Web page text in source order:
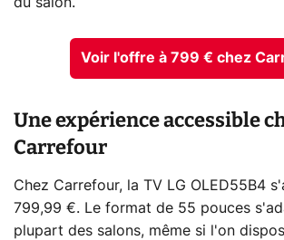
Voir l'offre à 799 € chez
Une expérience accessible
Carrefour
Chez Carrefour, la TV LG OLED55B4
799,99 €. Le format de 55 pouces
plupart des salons, même si l'on